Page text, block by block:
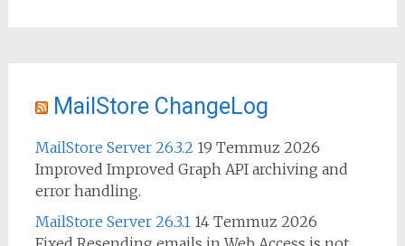
MailStore ChangeLog
MailStore Server 26.3.2 19 Temmuz 2026
Improved Improved Graph API archiving and
error handling.
MailStore Server 26.3.1 14 Temmuz 2026